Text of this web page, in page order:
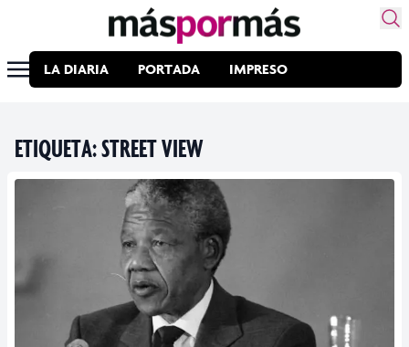
LA DIARIA PORTADA IMPRESO
ETIQUETA:STREET VIEW